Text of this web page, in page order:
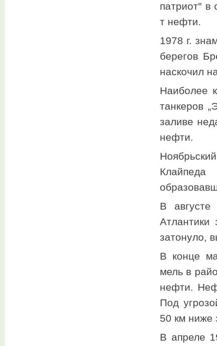
патриот" в
т нефти.
1978 г.
берегов
наскочил
Наиболее
танкеров
заливе
нефти.
В августе
Атлантики
затонуло,
В конце
мель в
нефти.
Под
50 км ниже
В апреле